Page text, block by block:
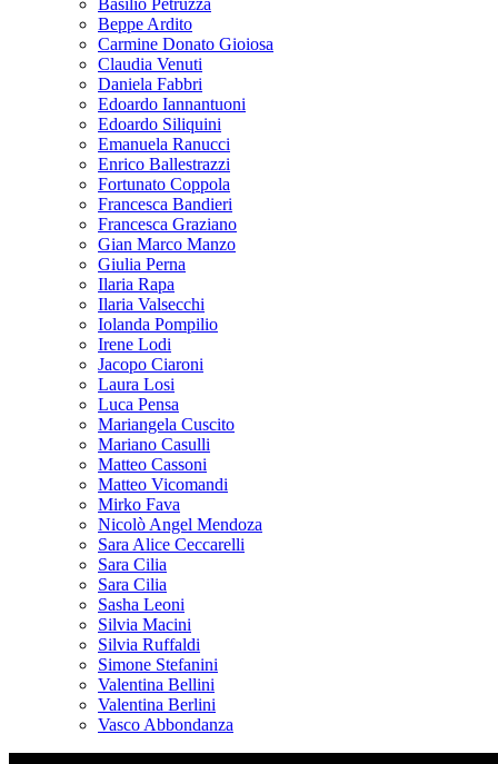
Basilio Petruzza
Beppe Ardito
Carmine Donato Gioiosa
Claudia Venuti
Daniela Fabbri
Edoardo Iannantuoni
Edoardo Siliquini
Emanuela Ranucci
Enrico Ballestrazzi
Fortunato Coppola
Francesca Bandieri
Francesca Graziano
Gian Marco Manzo
Giulia Perna
Ilaria Rapa
Ilaria Valsecchi
Iolanda Pompilio
Irene Lodi
Jacopo Ciaroni
Laura Losi
Luca Pensa
Mariangela Cuscito
Mariano Casulli
Matteo Cassoni
Matteo Vicomandi
Mirko Fava
Nicolò Angel Mendoza
Sara Alice Ceccarelli
Sara Cilia
Sara Cilia
Sasha Leoni
Silvia Macini
Silvia Ruffaldi
Simone Stefanini
Valentina Bellini
Valentina Berlini
Vasco Abbondanza